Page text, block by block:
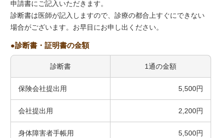
申請書にご記入いただきます。
診断書は医師が記入しますので、診療の都合上すぐにできない
場合がございます。お早目にお申し出ください。
診断書・証明書の金額
診断書 1通の金額
保険会社提出用 5,500円
会社提出用 2,200円
身体障害者手帳用 5,500円